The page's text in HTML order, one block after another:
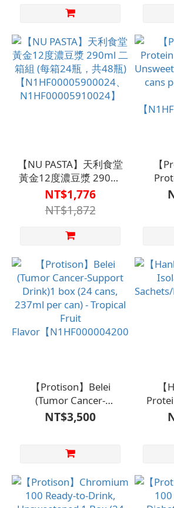
Flavor
【NU PASTA】天利食堂
黃金12度濃豆漿 290ml
二箱組 (每箱24瓶，共
48瓶)
【N1HF00005900024、
N1HF00005910024】
NT$1,776
NT$1,872
【
【
【Protison】Belei
(Tumor Cancer-
Support Drink)1 box
(24 cans, 237ml per
Flavor【N1HF00000420000】
NT$3,500